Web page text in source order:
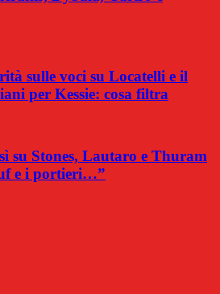
sulle voci su Locatelli e il
per Kessie: cosa filtra
su Stones, Lautaro e Thuram
e i portieri…”